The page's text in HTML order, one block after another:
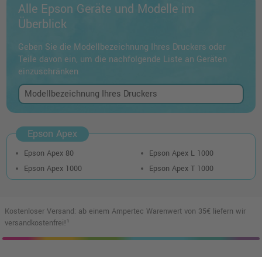
Alle Epson Geräte und Modelle im
Überblick
Geben Sie die Modellbezeichnung Ihres Druckers oder
Teile davon ein, um die nachfolgende Liste an Geräten
einzuschränken
Epson Apex
Epson Apex 80
Epson Apex 1000
Epson Apex L 1000
Epson Apex T 1000
Kostenloser Versand: ab einem Ampertec Warenwert von 35€ liefern wir
versandkostenfrei!¹